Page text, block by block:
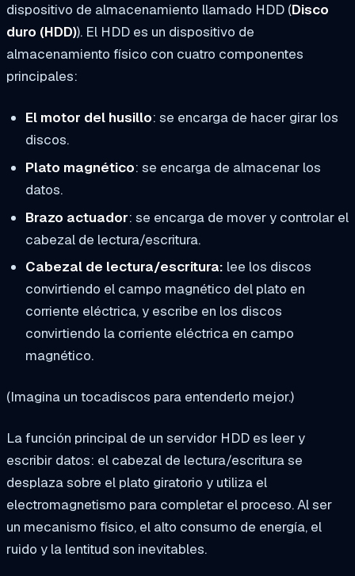
dispositivo de almacenamiento llamado HDD (Disco
duro (HDD)). El HDD es un dispositivo de
almacenamiento físico con cuatro componentes
principales:
El motor del husillo: se encarga de hacer girar los
discos.
Plato magnético: se encarga de almacenar los
datos.
Brazo actuador: se encarga de mover y controlar el
cabezal de lectura/escritura.
Cabezal de lectura/escritura: lee los discos
convirtiendo el campo magnético del plato en
corriente eléctrica, y escribe en los discos
convirtiendo la corriente eléctrica en campo
magnético.
(Imagina un tocadiscos para entenderlo mejor.)
La función principal de un servidor HDD es leer y
escribir datos: el cabezal de lectura/escritura se
desplaza sobre el plato giratorio y utiliza el
electromagnetismo para completar el proceso. Al ser
un mecanismo físico, el alto consumo de energía, el
ruido y la lentitud son inevitables.